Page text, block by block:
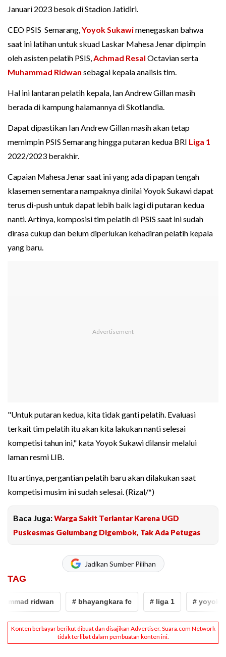
Januari 2023 besok di Stadion Jatidiri.
CEO PSIS Semarang,Yoyok Sukawimenegaskan bahwa
saat ini latihan untuk skuad Laskar Mahesa Jenar dipimpin
oleh asisten pelatih PSIS,Achmad Resal Octavian serta
Muhammad Ridwan sebagai kepala analisis tim.
Hal ini lantaran pelatih kepala, Ian Andrew Gillan masih
berada di kampung halamannya di Skotlandia.
Dapat dipastikan Ian Andrew Gillan masih akan tetap
memimpin PSIS Semarang hingga putaran kedua BRI Liga 1
2022/2023 berakhir.
Capaian Mahesa Jenar saat ini yang ada di papan tengah
klasemen sementara nampaknya dinilai Yoyok Sukawi dapat
terus di-push untuk dapat lebih baik lagi di putaran kedua
nanti. Artinya, komposisi tim pelatih di PSIS saat ini sudah
dirasa cukup dan belum diperlukan kehadiran pelatih kepala
yang baru.
"Untuk putaran kedua, kita tidak ganti pelatih. Evaluasi
terkait tim pelatih itu akan kita lakukan nanti selesai
kompetisi tahun ini," kata Yoyok Sukawi dilansir melalui
laman resmi LIB.
Itu artinya, pergantian pelatih baru akan dilakukan saat
kompetisi musim ini sudah selesai. (Rizal/*)
Baca Juga:Warga Sakit Terlantar Karena UGD
Puskesmas Gelumbang Digembok, Tak Ada Petugas
Jadikan Sumber Pilihan
TAG
ridwan # bhayangkara fc # liga 1 # yoyok